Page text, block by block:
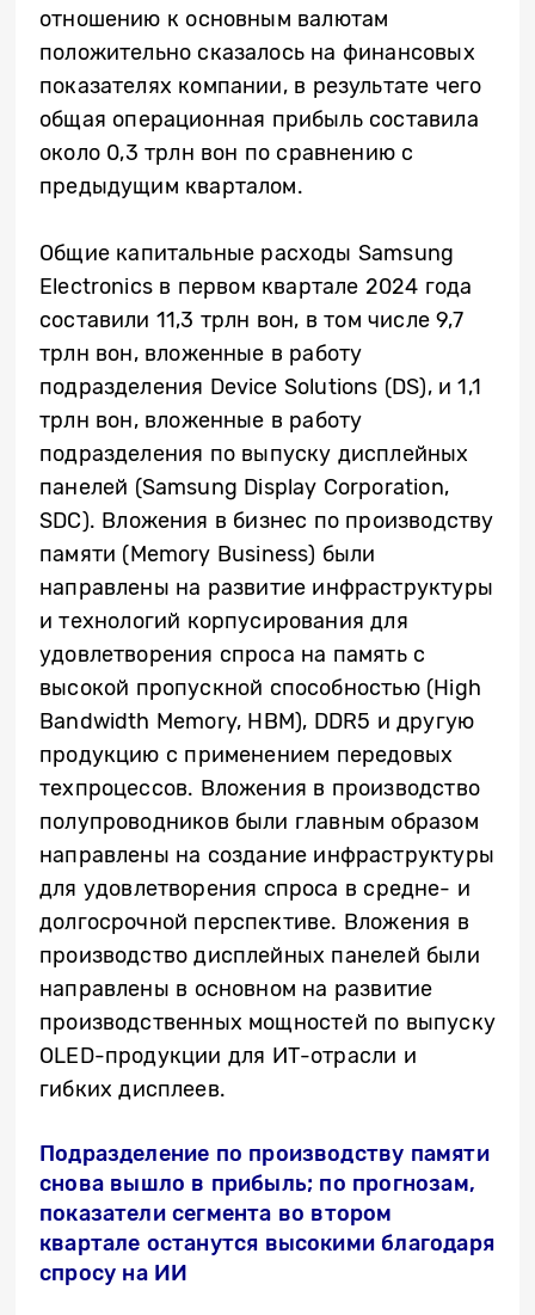
отношению к основным валютам
положительно сказалось на финансовых
показателях компании, в результате чего
общая операционная прибыль составила
около 0,3 трлн вон по сравнению с
предыдущим кварталом.
Общие капитальные расходы Samsung
Electronics в первом квартале 2024 года
составили 11,3 трлн вон, в том числе 9,7
трлн вон, вложенные в работу
подразделения Device Solutions (DS), и 1,1
трлн вон, вложенные в работу
подразделения по выпуску дисплейных
панелей (Samsung Display Corporation,
SDC). Вложения в бизнес по производству
памяти (Memory Business) были
направлены на развитие инфраструктуры
и технологий корпусирования для
удовлетворения спроса на память с
высокой пропускной способностью (High
Bandwidth Memory, HBM), DDR5 и другую
продукцию с применением передовых
техпроцессов. Вложения в производство
полупроводников были главным образом
направлены на создание инфраструктуры
для удовлетворения спроса в средне- и
долгосрочной перспективе. Вложения в
производство дисплейных панелей были
направлены в основном на развитие
производственных мощностей по выпуску
OLED-продукции для ИТ-отрасли и
гибких дисплеев.
Подразделение по производству памяти
снова вышло в прибыль; по прогнозам,
показатели сегмента во втором
квартале останутся высокими благодаря
спросу на ИИ